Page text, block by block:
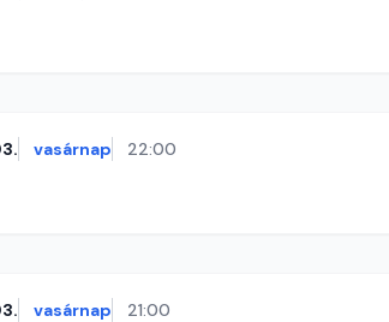
vasárnap 22:00
vasárnap 21:00